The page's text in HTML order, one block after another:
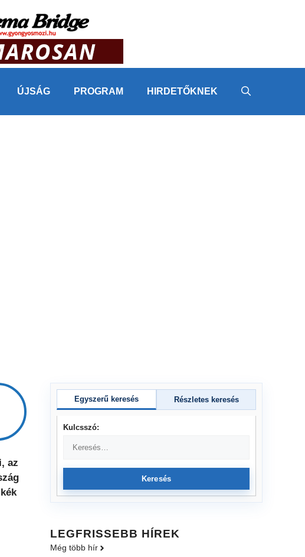
ÚJSÁG PROGRAM HIRDETŐKNEK
az
Egyszerű keresés Részletes keresés
Kulcsszó:
Keresés
LEGFRISSEBB HÍREK
Még több hír